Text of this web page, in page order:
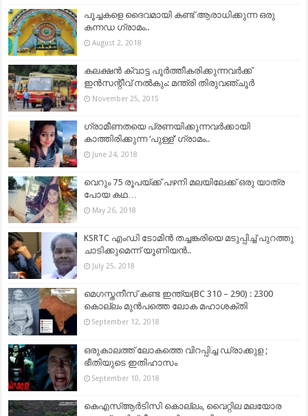
പൂച്ചകളെ ദൈവമായി കണ്ട് ആരാധിക്കുന്ന ഒരു
കന്നഡ ഗ്രാമം..
August 2, 2018
കലക്ഷന്‍ ക്വാട്ട പൂര്‍ത്തീകരിക്കുന്നവര്‍ക്ക്
ഇന്‍സന്റീവ് നല്‍കും: മന്ത്രി തിരുവഞ്ചൂര്‍
November 25, 2015
ഗ്രാമീണതയെ പ്രണയിക്കുന്നവർക്കായി
കാത്തിരിക്കുന്ന ‘പുള്ള്’ ഗ്രാമം..
June 24, 2018
വെറും 75 രൂപയ്ക്ക് പഴനി മലയിലേക്ക് ഒരു യാത്ര
പോയ കഥ…
May 26, 2018
KSRTC എംഡി ടോമിന്‍ തച്ചങ്കരിയെ മടുപ്പിച്ച് പുറത്തു
ചാടിക്കുമെന്ന് യൂണിയന്‍..
July 25, 2018
മെഗസ്തനീസ് കണ്ട ഇന്ത്യ(BC 310 – 290) : 2300
കൊല്ലം മുൻപത്തെ ലോക മഹാശക്തി
September 12, 2018
ഒരുകാലത്ത് ലോകത്തെ വിറപ്പിച്ച ഡ്രാക്കുള ;
ഭീതിയുടെ ഇതിഹാസം
September 10, 2018
കെഎസ്ആര്‍ടിസി കൊല്ലം, വൈറ്റില മലയോര